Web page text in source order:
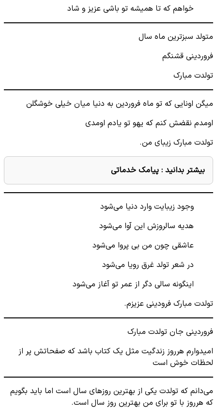
خواهم که تا همیشه تو باشی عزیز و شاد
متولد سبزترین ماه سال
فروردینی قشنگم
تولدت مبارک
میگن اونایی که تو ماه فروردین به دنیا میان خیلی خوشگلن
اومدم نقضش کنم که یهو تو یادم اومدی
تولدت مبارک زیبای من.
بیشتر بدانید : پیامک خدماتی
وجود زیبایت وارد دنیا می‌شود
هدیه سالروزش این آوا می‌شود
عاشقی چون من بی پروا می‌شود
در شعر تولد غرق رویا می‌شود
اینگونه سالی دگر از عمر تو آغاز می‌شود
تولدت مبارک فرودینی عزیزم.
فروردینی جان تولدت مبارک
امیدوارم هرروز زندگیت مثل یک کتاب باشد که صفحاتش پر از
لحظات خوش است
می‌دانم که تولدت یکی از بهترین روزهای سال است اما باید بگویم
که هرروز با تو برای من بهترین روز سال است.